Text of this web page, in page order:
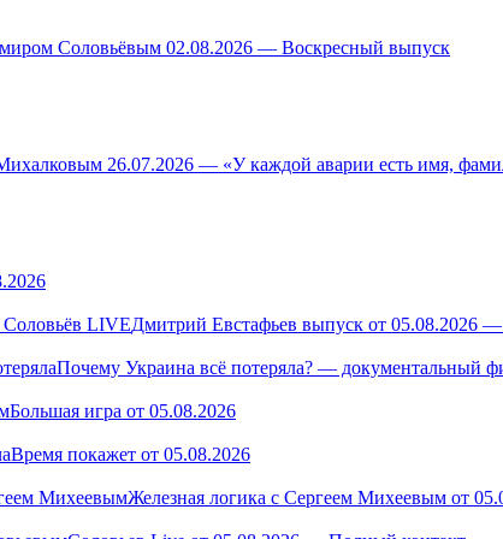
Соловьёвым 02.08.2026 — Воскресный выпуск
26.07.2026 — «У каждой аварии есть имя,
Дмитрий Евстафьев выпуск от 05.08.2026 —
Почему Украина всё потеряла? — документальный
Большая игра от 05.08.2026
Время покажет от 05.08.2026
Железная логика с Сергеем Михеевым от